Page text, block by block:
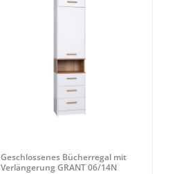
Geschlossenes Bücherregal mit
Verlängerung GRANT 06/14N